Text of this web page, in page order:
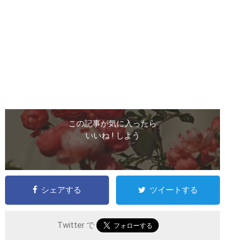
この記事が気に入ったら
いいね ! しよう
シェアする ツイートする
Twitter で